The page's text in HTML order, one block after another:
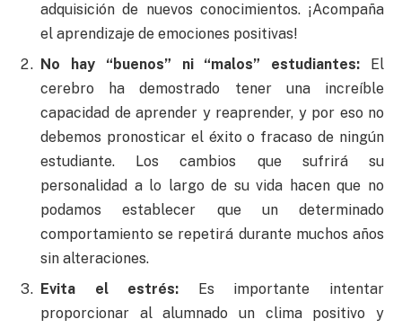
adquisición de nuevos conocimientos. ¡Acompaña
el aprendizaje de emociones positivas!
No hay “buenos” ni “malos” estudiantes: El
cerebro ha demostrado tener una increíble
capacidad de aprender y reaprender, y por eso no
debemos pronosticar el éxito o fracaso de ningún
estudiante. Los cambios que sufrirá su
personalidad a lo largo de su vida hacen que no
podamos establecer que un determinado
comportamiento se repetirá durante muchos años
sin alteraciones.
Evita el estrés: Es importante intentar
proporcionar al alumnado un clima positivo y